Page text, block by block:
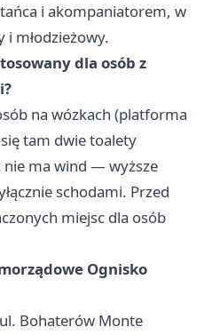
i akompaniatorem, w
i młodzieżowy.
dla osób z
na wózkach (platforma
tam dwie toalety
ma wind — wyższe
schodami. Przed
miejsc dla osób
Ognisko
Bohaterów Monte